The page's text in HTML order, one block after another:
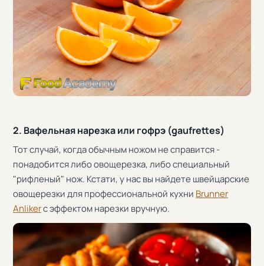
2. Вафельная нарезка или гофрэ (gaufrettes)
Тот случай, когда обычным ножом не справится -
понадобится либо овощерезка, либо специальный
"рифленый" нож. Кстати, у нас вы найдете швейцарские
овощерезки для профессиональной кухни Brunner
Anlikerс эффектом нарезки вручную.